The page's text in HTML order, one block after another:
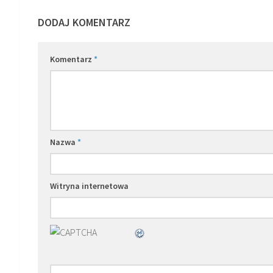
DODAJ KOMENTARZ
Komentarz *
Nazwa *
Witryna internetowa